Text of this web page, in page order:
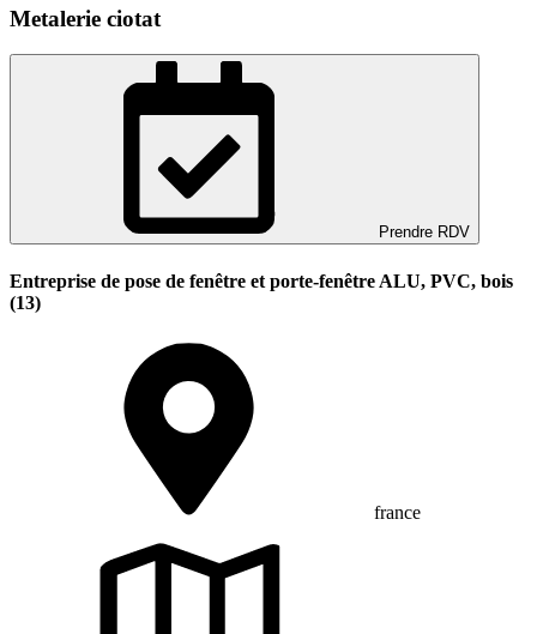
Metalerie ciotat
Prendre RDV
Entreprise de pose de fenêtre et porte-fenêtre ALU, PVC, bois
(13)
france